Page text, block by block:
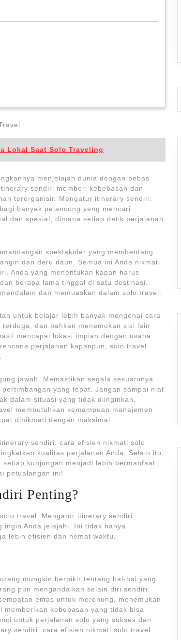
Lokal Saat Solo Traveling
menjelajah dunia dengan bebas
sendiri memberi kebebasan dan
terorganisir. Mengatur itinerary sendiri:
banyak pelancong yang mencari
dan spesial, dimana setiap detik perjalanan
spektakuler yang membentang
dan deru daun. Semua ini Anda nikmati
Anda yang menentukan kapan harus
berapa lama tinggal di satu destinasi.
dan memuaskan dalam solo travel.
untuk belajar lebih banyak mengenai cara
dan bahkan menemukan sisi lain
mencapai lokasi impian dengan usaha
perjalanan kapanpun, solo travel
jawab. Memastikan segala sesuatunya
yang tepat. Jangan sampai niat
dalam situasi yang tidak diinginkan.
membutuhkan kemampuan manajemen
dinikmati dengan maksimal.
sendiri: cara efisien nikmati solo
kualitas perjalanan Anda. Selain itu,
kunjungan menjadi lebih bermanfaat
petualangan ini!
Penting?
travel. Mengatur itinerary sendiri
ingin Anda jelajahi. Ini tidak hanya
lebih efisien dan hemat waktu.
mungkin berpikir tentang hal-hal yang
pun mengandalkan selain diri sendiri.
emas untuk merenung, menemukan
kebebasan yang tidak bisa
untuk perjalanan solo yang sukses dan
sendiri: cara efisien nikmati solo travel.